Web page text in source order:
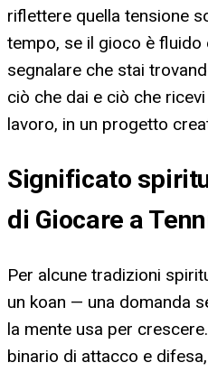
riflettere quella tensione
tempo, se il gioco è
segnalare che stai
ciò che dai e ciò che
lavoro, in un progetto
Significato
di Giocare a
Per alcune tradizioni
un koan — una domanda
la mente usa per
binario di attacco e